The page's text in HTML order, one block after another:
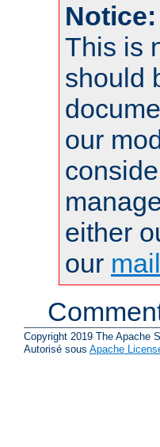
Notice:
This is
should
our
either
our
Copyright 2019 The Apache
Autorisé sous Apache